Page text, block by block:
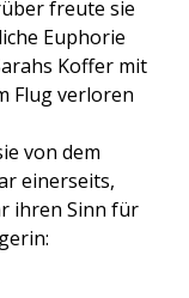
freute sie
Euphorie
Koffer mit
Flug verloren
von dem
einerseits,
ihren Sinn für